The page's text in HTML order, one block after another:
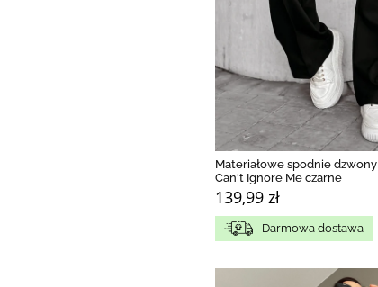
Materiałowe spodnie dzwony
Can't Ignore Me czarne
139,99 zł
Darmowa dostawa